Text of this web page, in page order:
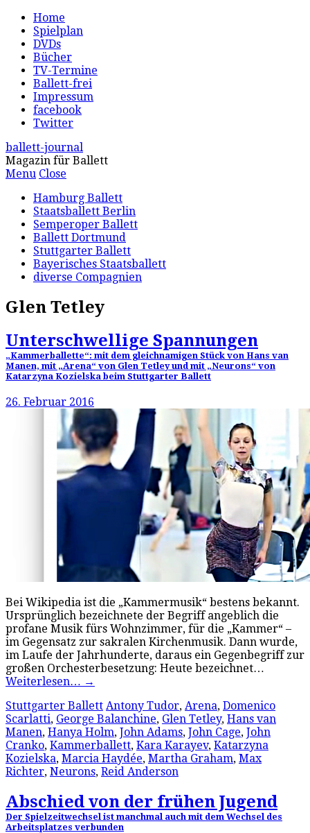
Home
Spielplan
DVDs
Bücher
TV-Termine
Ballett-frei
Impressum
facebook
Twitter
ballett-journal
Magazin für Ballett
Menu Close
Hamburg Ballett
Staatsballett Berlin
Semperoper Ballett
Ballett Dortmund
Stuttgarter Ballett
Bayerisches Staatsballett
diverse Compagnien
Glen Tetley
Unterschwellige Spannungen
„Kammerballette“: mit dem gleichnamigen Stück von Hans van
Manen, mit „Arena“ von Glen Tetley und mit „Neurons“ von
Katarzyna Kozielska beim Stuttgarter Ballett
26. Februar 2016
Bei Wikipedia ist die „Kammermusik“ bestens bekannt.
Ursprünglich bezeichnete der Begriff angeblich die
profane Musik fürs Wohnzimmer, für die „Kammer“ –
im Gegensatz zur sakralen Kirchenmusik. Dann wurde,
im Laufe der Jahrhunderte, daraus ein Gegenbegriff zur
großen Orchesterbesetzung: Heute bezeichnet…
Weiterlesen… →
Stuttgarter Ballett Antony Tudor, Arena, Domenico
Scarlatti, George Balanchine, Glen Tetley, Hans van
Manen, Hanya Holm, John Adams, John Cage, John
Cranko, Kammerballett, Kara Karayev, Katarzyna
Kozielska, Marcia Haydée, Martha Graham, Max
Richter, Neurons, Reid Anderson
Abschied von der frühen Jugend
Der Spielzeitwechsel ist manchmal auch mit dem Wechsel des
Arbeitsplatzes verbunden